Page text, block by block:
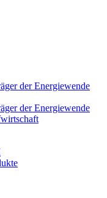
der Energiewende
der Energiewende